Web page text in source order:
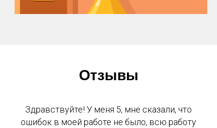
Отзывы
Здравствуйте! У меня 5, мне сказали, что
ошибок в моей работе не было, всю работу